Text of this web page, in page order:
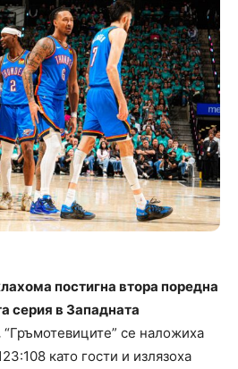
постигна втора поредна
серия в Западната
“Гръмотевиците” се наложиха
като гости и излязоха